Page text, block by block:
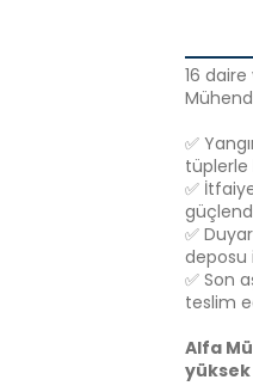
16
✅
tüplerle
✅
✅
deposu
✅ Son
teslim
Alfa